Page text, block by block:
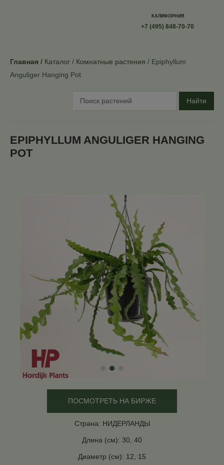
КАЛИФОРНИЯ
+7 (495) 848-70-70
Главная Каталог Комнатные растения
Epiphyllum
Anguliger Hanging Pot
Найти
EPIPHYLLUM ANGULIGER HANGING
POT
ПОСМОТРЕТЬ НА БИРЖЕ
Страна: НИДЕРЛАНДЫ
Длина (см): 30, 40
Диаметр (см): 12, 15